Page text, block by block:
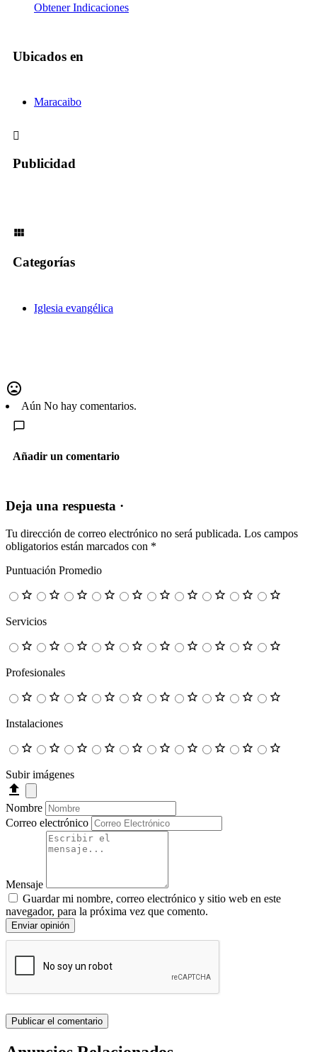
Obtener Indicaciones
Ubicados en
Maracaibo
Publicidad
Categorías
Iglesia evangélica
Aún No hay comentarios.
Añadir un comentario
Deja una respuesta ·
Tu dirección de correo electrónico no será publicada. Los campos
obligatorios están marcados con *
Puntuación Promedio
Servicios
Profesionales
Instalaciones
Subir imágenes
Nombre
Correo electrónico
Mensaje
Guardar mi nombre, correo electrónico y sitio web en este
navegador, para la próxima vez que comento.
Enviar opinión